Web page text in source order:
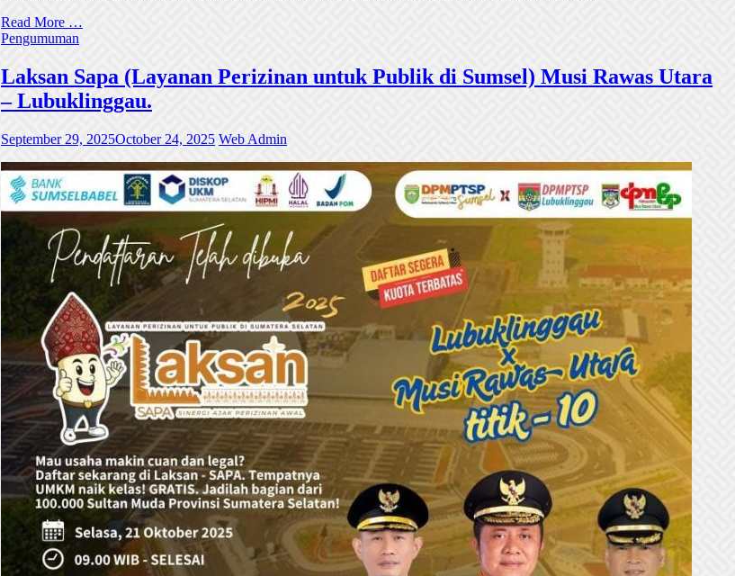
Read More …
Pengumuman
Laksan Sapa (Layanan Perizinan untuk Publik di Sumsel) Musi Rawas Utara
– Lubuklinggau.
September 29, 2025October 24, 2025 Web Admin